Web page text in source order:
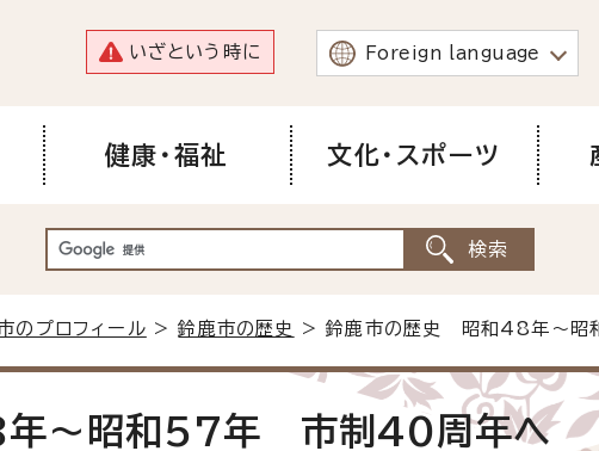
いざという時に Foreign language
健康・福祉 文化・スポーツ
のプロフィール >鈴鹿市の歴史 > 鈴鹿市の歴史 昭和48年～
～昭和57年 市制40周年へ